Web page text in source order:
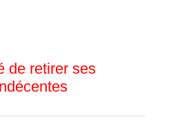
de retirer ses